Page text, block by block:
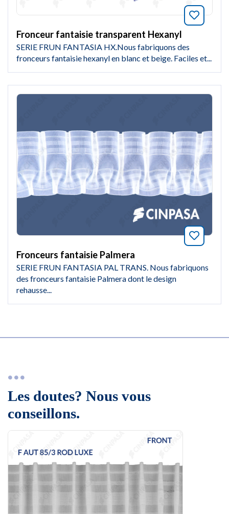
Fronceur fantaisie transparent Hexanyl
SERIE FRUN FANTASIA HX.Nous fabriquons des
fronceurs fantaisie hexanyl en blanc et beige. Faciles et...
Fronceurs fantaisie Palmera
SERIE FRUN FANTASIA PAL TRANS. Nous fabriquons
des fronceurs fantaisie Palmera dont le design
rehausse...
Les doutes? Nous vous
conseillons.